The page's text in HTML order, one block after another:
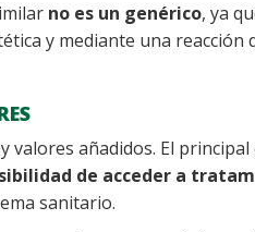
no es un genérico, ya
y mediante una reacción
valores añadidos. El principal
de acceder a
sanitario.